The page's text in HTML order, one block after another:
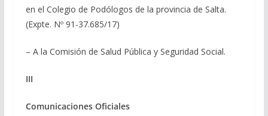
en el Colegio de Podólogos de la provincia de Salta.
(Expte. Nº 91-37.685/17)
– A la Comisión de Salud Pública y Seguridad Social.
III
Comunicaciones Oficiales